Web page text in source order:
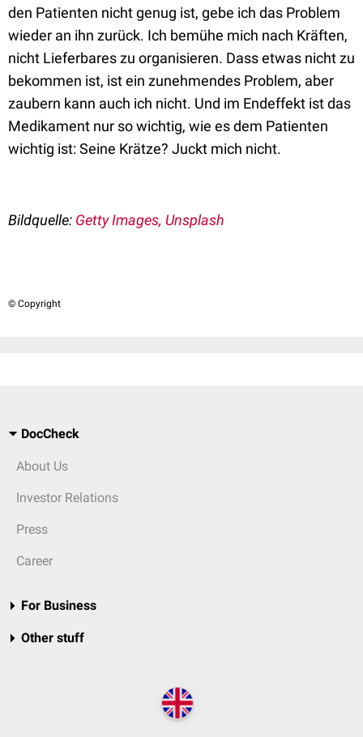
den Patienten nicht genug ist, gebe ich das Problem
wieder an ihn zurück. Ich bemühe mich nach Kräften,
nicht Lieferbares zu organisieren. Dass etwas nicht zu
bekommen ist, ist ein zunehmendes Problem, aber
zaubern kann auch ich nicht. Und im Endeffekt ist das
Medikament nur so wichtig, wie es dem Patienten
wichtig ist: Seine Krätze? Juckt mich nicht.
Bildquelle: Getty Images, Unsplash
© Copyright
DocCheck
About Us
Investor Relations
Press
Career
For Business
Other stuff